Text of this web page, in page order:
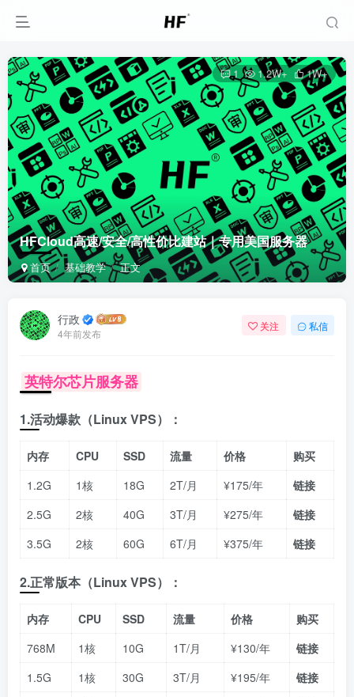
HFCloud高速/安全/高性价比建站｜专用美国服务器
首页 基础教学 正文
1 1.2W+ 1W+
行政
4年前发布
关注 私信
英特尔芯片服务器
1.活动爆款（Linux VPS）：
内存 CPU SSD 流量 价格
购买
1.2G
1核 18G 2T/月 ¥175/年
链接
2.5G
2核 40G 3T/月 ¥275/年
链接
3.5G
2核 60G 6T/月 ¥375/年 链接
2.正常版本（Linux VPS）：
内存 CPU SSD 流量 价格
购买
768M
1核 10G 1T/月 ¥130/年
链接
1.5G
1核 30G 3T/月 ¥195/年
链接